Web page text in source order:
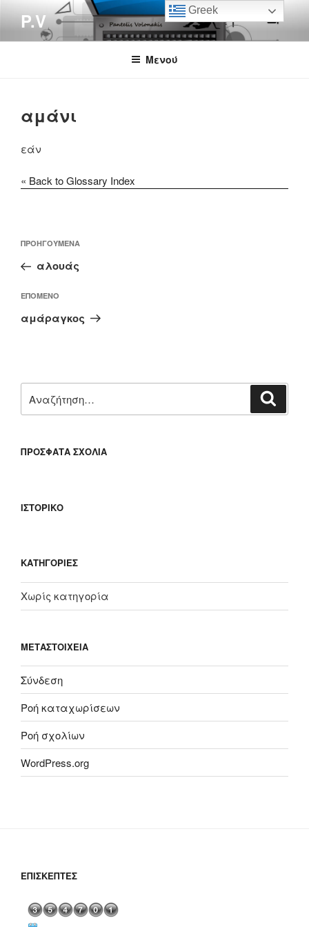
περιεχόμενο
P.V
Μενού
αμάνι
εάν
« Back to Glossary Index
άρθρων
Προηγούμενο
άρθρο
ΠΡΟΗΓΟΎΜΕΝΑ
αλουάς
Επόμενο
άρθρο
ΕΠΌΜΕΝΟ
αμάραγκος
για:
ΠΡΌΣΦΑΤΑ ΣΧΌΛΙΑ
ΙΣΤΟΡΙΚΌ
KΑΤΗΓΟΡΊΕΣ
Χωρίς κατηγορία
ΜΕΤΑΣΤΟΙΧΕΊΑ
Σύνδεση
Ροή καταχωρίσεων
Ροή σχολίων
WordPress.org
ΕΠΙΣΚΈΠΤΕΣ
Greek